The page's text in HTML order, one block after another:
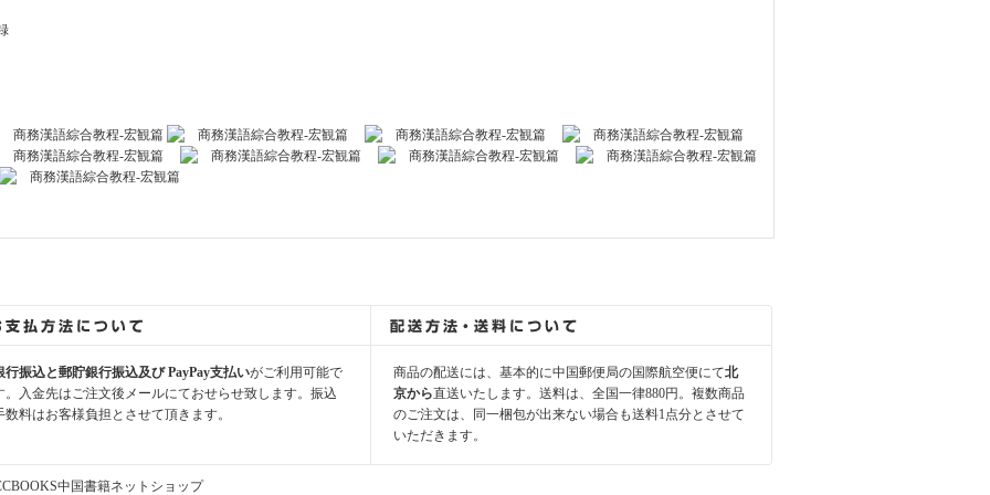
行振込と郵貯銀行振込及び PayPay支払いがご利用可能で
。入金先はご注文後メールにておせらせ致します。振込
数料はお客様負担とさせて頂きます。
商品の配送には、基本的に中国郵便局の国際航空便にて北
京から直送いたします。送料は、全国一律880円。複数商品
のご注文は、同一梱包が出来ない場合も送料1点分とさせて
いただきます。